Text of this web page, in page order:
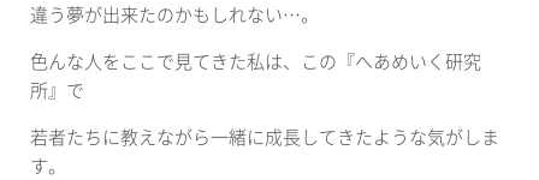
違う夢が出来たのかもしれない…。
色んな人をここで見てきた私は、この『へあめいく研究
所』で
若者たちに教えながら一緒に成長してきたような気がしま
す。